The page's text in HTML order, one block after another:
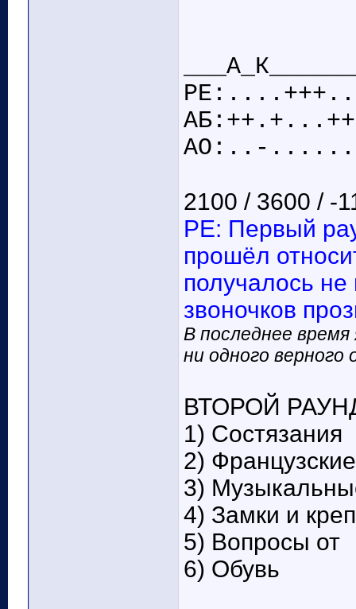
АО:..-
2100 / 3600 / -
РЕ: Первый
прошёл
получалось
звоночков
В последнее
ни одного
ВТОРОЙ
1) Состязания
2)
3)
4) Замки и
5) Вопросы от
6) Обувь